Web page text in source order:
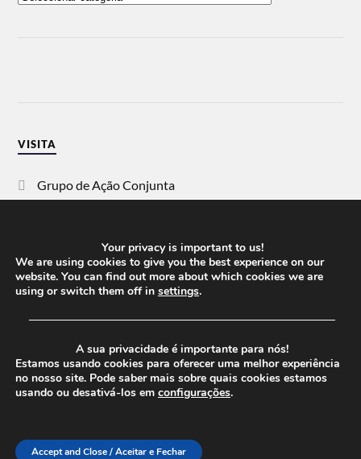
VISITA
Grupo de Ação Conjunta
Vida Justa
dezanove
THEME BY ANDERS NORÉN
Your privacy is important to us!
We are using cookies to give you the best experience on our
website. You can find out more about which cookies we are
using or switch them off in settings.
──────────────────────────────────────
A sua privacidade é importante para nós!
Estamos usando cookies para oferecer uma melhor experiência
no nosso site. Pode saber mais sobre quais cookies estamos
usando ou desativá-los em configurações.
Accept and Close / Aceitar e Fechar